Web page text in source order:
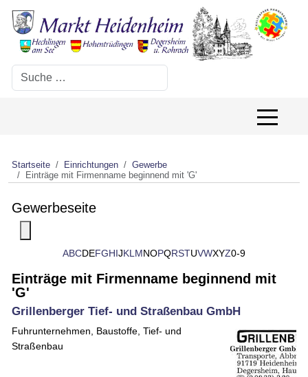
Suchen
Off-
Startseite Einrichtungen
Gewerbe
Einträge mit Firmenname beginnend mit 'G'
Gewerbeseite
ABCDEFGHIJKL MNOPQRSTUVWXYZ0-9
Einträge mit Firmenname beginnend mit
'G'
Grillenberger Tief- und Straßenbau GmbH
Fuhrunternehmen, Baustoffe, Tief- und
Straßenbau